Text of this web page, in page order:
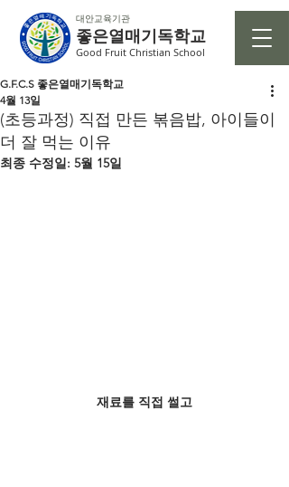
대안교육기관
좋은열매기독학교
Good Fruit Christian School
(초등과정) 직접 만든 볶음밥, 아이들이
더 잘 먹는 이유
G.F.C.S 좋은열매기독학교
4월 13일
최종 수정일: 5월 15일
재료를 직접 썰고